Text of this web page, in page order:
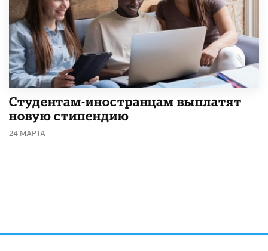
Студентам-иностранцам выплатят
новую стипендию
24 МАРТА